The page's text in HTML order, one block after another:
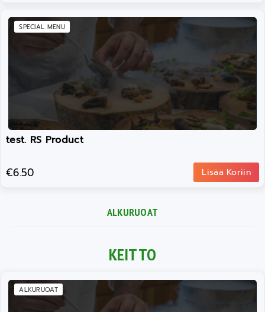
SPECIAL MENU
test. RS Product
€6.50 Lisää Koriin
ALKURUOAT
KEITTO
ALKURUOAT